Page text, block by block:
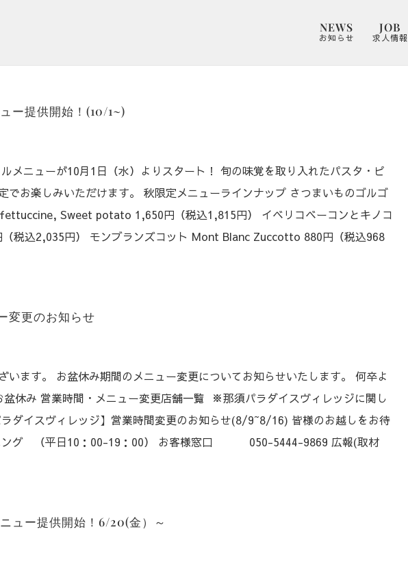
NEWS
お知らせ
JOB
求人情報
ー提供開始！(10/1~)
メニューが10月1日（水）よりスタート！⁠ 旬の味覚を取り入れたパスタ・ピ
でお楽しみいただけます。 秋限定メニューラインナップ さつまいものゴルゴ
Sweet potato 1,650円（税込1,815円） イベリコベーコンとキノコ
税込2,035円） モンブランズコット Mont Blanc Zuccotto 880円（税込968
変更のお知らせ
います。 お盆休み期間のメニュー変更についてお知らせいたします。 何卒よ
盆休み 営業時間・メニュー変更店舗一覧 ※那須パラダイスヴィレッジに関し
ダイスヴィレッジ】営業時間変更のお知らせ(8/9~8/16) 皆様のお越しをお待
ニング （平日10：00-19：00） お客様窓口 050-5444-9869 広報(取材
ュー提供開始！6/20(金）～